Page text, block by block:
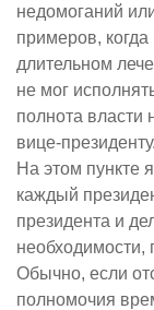
недомоганий
примеров, когда
длительном
не мог
полнота власти
вице-президенту.
На этом пункте
каждый
президента и
Обычно, если
полномочия